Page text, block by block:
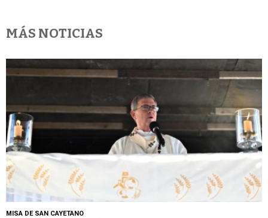
MÁS NOTICIAS
MISA DE SAN CAYETANO